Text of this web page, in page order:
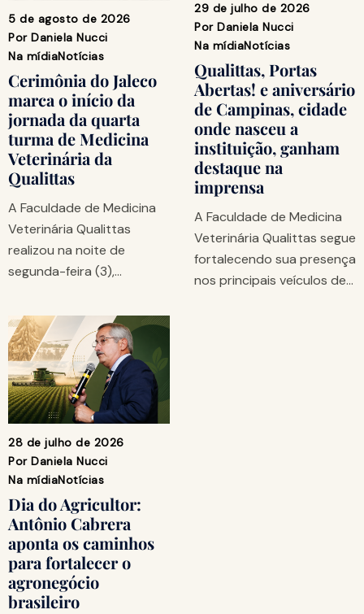
5 de agosto de 2026
Por Daniela Nucci
Na mídiaNotícias
Cerimônia do Jaleco
marca o início da
jornada da quarta
turma de Medicina
Veterinária da
Qualittas
A Faculdade de Medicina
Veterinária Qualittas
realizou na noite de
segunda-feira (3),…
29 de julho de 2026
Por Daniela Nucci
Na mídiaNotícias
Qualittas, Portas
Abertas! e aniversário
de Campinas, cidade
onde nasceu a
instituição, ganham
destaque na
imprensa
A Faculdade de Medicina
Veterinária Qualittas segue
fortalecendo sua presença
nos principais veículos de…
28 de julho de 2026
Por Daniela Nucci
Na mídiaNotícias
Dia do Agricultor:
Antônio Cabrera
aponta os caminhos
para fortalecer o
agronegócio
brasileiro